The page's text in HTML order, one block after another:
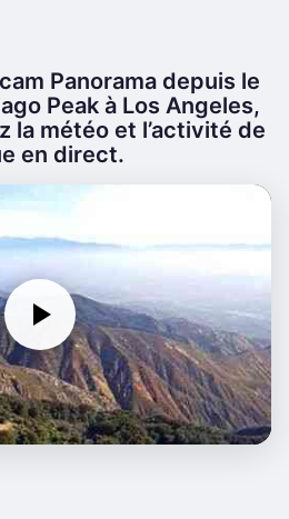
Panorama depuis le
Peak à Los Angeles,
la météo et l’activité de
en direct.